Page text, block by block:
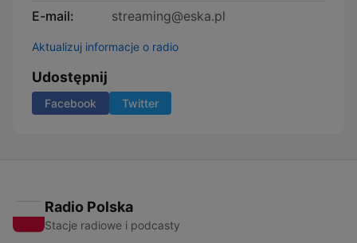
E-mail:
streaming@eska.pl
Aktualizuj informacje o radio
Udostępnij
Facebook Twitter
Radio Polska
Stacje radiowe i podcasty